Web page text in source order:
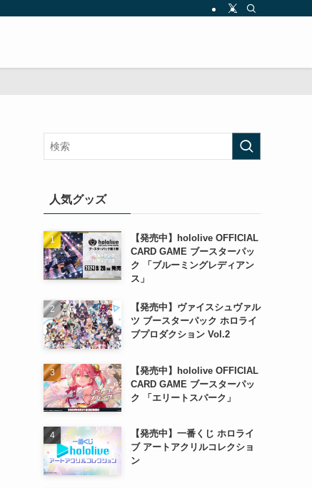
人気グッズ
【発売中】hololive OFFICIAL
CARD GAME ブースターパッ
ク 「ブルーミングレディアン
ス」
【発売中】ヴァイスシュヴァル
ツ ブースターパック ホロライ
ブプロダクション Vol.2
【発売中】hololive OFFICIAL
CARD GAME ブースターパッ
ク 「エリートスパーク」
【発売中】一番くじ ホロライ
ブ アートアクリルコレクショ
ン